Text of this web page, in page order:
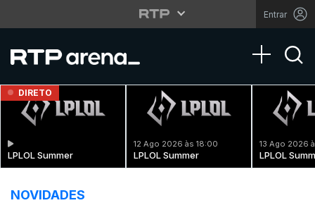
Entrar
Toggle
DIRETO
LPLOL Summer
12 Ago 2026 às 18:00
LPLOL Summer
13 Ago 2026
LPLOL
NOVIDADES